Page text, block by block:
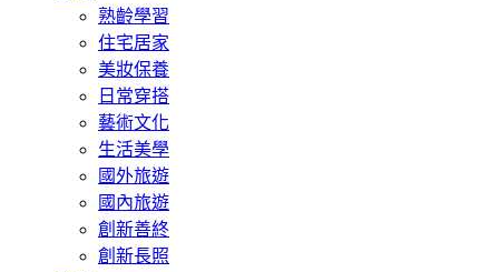
熟齡學習
住宅居家
美妝保養
日常穿搭
藝術文化
生活美學
國外旅遊
國內旅遊
創新善終
創新長照